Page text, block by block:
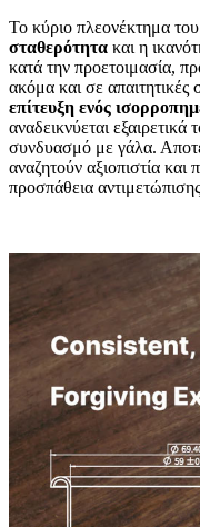
Το κύριο πλεονέκτημα του
σταθερότητα και η
κατά την προετοιμασία,
ακόμα και σε απαιτητικές
επίτευξη ενός
αναδεικνύεται
συνδυασμό με γάλα.
αναζητούν αξιοπιστία
προσπάθεια